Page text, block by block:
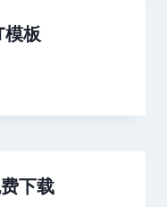
模板
下载